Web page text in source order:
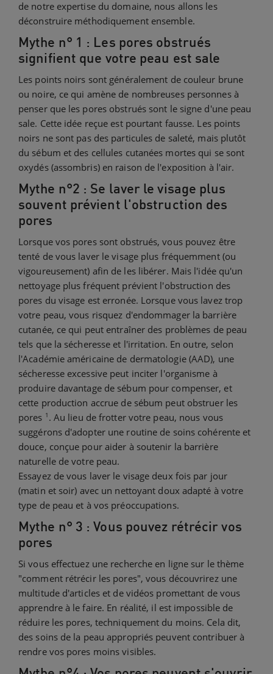
de notre expertise du domaine, nous allons les
déconstruire méthodiquement ensemble.
Mythe n° 1 : Les pores obstrués
signifient que votre peau est sale
Les points noirs sont généralement de couleur brune
ou noire, ce qui amène de nombreuses personnes à
penser que les pores obstrués sont le signe d'une peau
sale. Cette idée reçue est pourtant fausse. Les points
noirs ne sont pas des particules de saleté, mais plutôt
du sébum et des cellules cutanées mortes qui se sont
oxydés (assombris) en raison de l'exposition à l'air.
Mythe n°2 : Se laver le visage plus
souvent prévient l'obstruction des
pores
Lorsque vos pores sont obstrués, vous pouvez être
tenté de vous laver le visage plus fréquemment (ou
vigoureusement) afin de les libérer. Mais l'idée qu'un
nettoyage plus fréquent prévient l'obstruction des
pores du visage est erronée. Lorsque vous lavez trop
votre peau, vous risquez d'endommager la barrière
cutanée, ce qui peut entraîner des problèmes de peau
tels que la sécheresse et l'irritation. En outre, selon
l'Académie américaine de dermatologie (AAD), une
sécheresse excessive peut inciter l'organisme à
produire davantage de sébum pour compenser, et
cette production accrue de sébum peut obstruer les
pores 1 . Au lieu de frotter votre peau, nous vous
suggérons d'adopter une routine de soins cohérente et
douce, conçue pour aider à soutenir la barrière
naturelle de votre peau.
Essayez de vous laver le visage deux fois par jour
(matin et soir) avec un nettoyant doux adapté à votre
type de peau et à vos préoccupations.
Mythe n° 3 : Vous pouvez rétrécir vos
pores
Si vous effectuez une recherche en ligne sur le thème
"comment rétrécir les pores", vous découvrirez une
multitude d'articles et de vidéos promettant de vous
apprendre à le faire. En réalité, il est impossible de
réduire les pores, techniquement du moins. Cela dit,
des soins de la peau appropriés peuvent contribuer à
rendre vos pores moins visibles.